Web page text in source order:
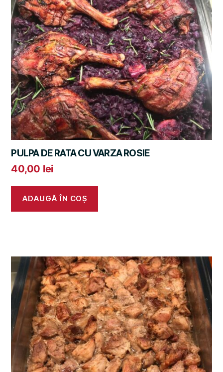
PULPA DE RATA CU VARZA ROSIE
40,00 lei
ADAUGĂ ÎN COȘ